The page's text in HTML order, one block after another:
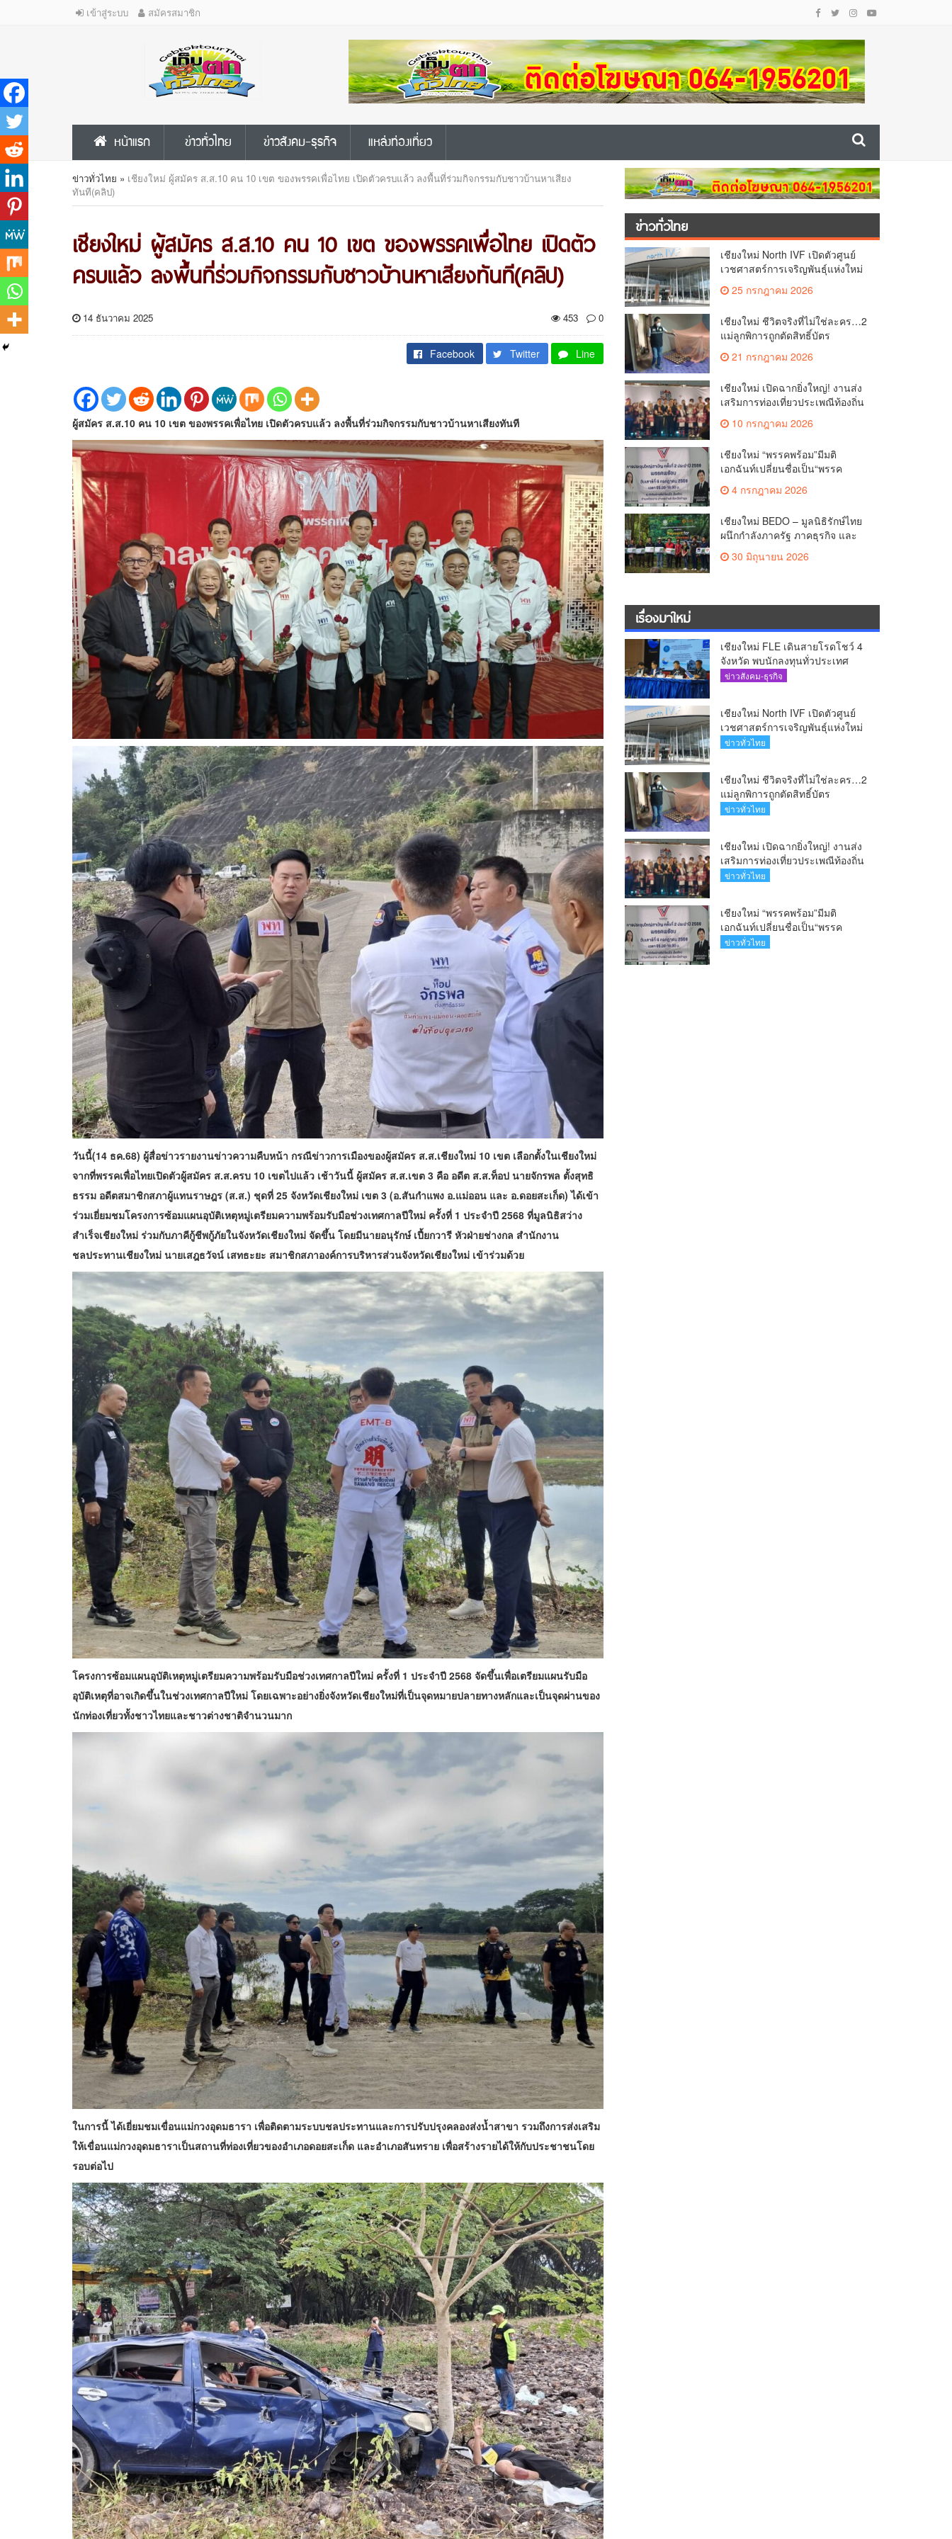
เข้าสู่ระบบ สมัครสมาชิก
หน้าแรก ข่าวทั่วไทย ข่าวสังคม-ธุรกิจ แหล่งท่องเที่ยว
ข่าวทั่วไทย » เชียงใหม่ ผู้สมัคร ส.ส.10 คน 10 เขต ของพรรคเพื่อไทย เปิดตัวครบแล้ว ลงพื้นที่ร่วมกิจกรรมกับชาวบ้านหาเสียง
ทันที(คลิป)
เชียงใหม่ ผู้สมัคร ส.ส.10 คน 10 เขต ของพรรคเพื่อไทย เปิดตัว
ครบแล้ว ลงพื้นที่ร่วมกิจกรรมกับชาวบ้านหาเสียงทันที(คลิป)
14 ธันวาคม 2025 453 0
Facebook Twitter Line
ผู้สมัคร ส.ส.10 คน 10 เขต ของพรรคเพื่อไทย เปิดตัวครบแล้ว ลงพื้นที่ร่วมกิจกรรมกับชาวบ้านหาเสียงทันที
วันนี้(14 ธค.68) ผู้สื่อข่าวรายงานข่าวความคืบหน้า กรณีข่าวการเมืองของผู้สมัคร ส.ส.เชียงใหม่ 10 เขต เลือกตั้งในเชียงใหม่
จากที่พรรคเพื่อไทยเปิดตัวผู้สมัคร ส.ส.ครบ 10 เขตไปแล้ว เช้าวันนี้ ผู้สมัคร ส.ส.เขต 3 คือ อดีต ส.ส.ท็อป นายจักรพล ตั้งสุทธิ
ธรรม อดีตสมาชิกสภาผู้แทนราษฎร (ส.ส.) ชุดที่ 25 จังหวัดเชียงใหม่ เขต 3 (อ.สันกำแพง อ.แม่ออน และ อ.ดอยสะเก็ด) ได้เข้า
ร่วมเยี่ยมชมโครงการซ้อมแผนอุบัติเหตุหมู่เตรียมความพร้อมรับมือช่วงเทศกาลปีใหม่ ครั้งที่ 1 ประจำปี 2568 ที่มูลนิธิสว่าง
สำเร็จเชียงใหม่ ร่วมกับภาคีกู้ชีพกู้ภัยในจังหวัดเชียงใหม่ จัดขึ้น โดยมีนายอนุรักษ์ เปี้ยกวารี หัวฝ่ายช่างกล สำนักงาน
ชลประทานเชียงใหม่ นายเสฎธวัจน์ เสทธะยะ สมาชิกสภาองค์การบริหารส่วนจังหวัดเชียงใหม่ เข้าร่วมด้วย
โครงการซ้อมแผนอุบัติเหตุหมู่เตรียมความพร้อมรับมือช่วงเทศกาลปีใหม่ ครั้งที่ 1 ประจำปี 2568 จัดขึ้นเพื่อเตรียมแผนรับมือ
อุบัติเหตุที่อาจเกิดขึ้นในช่วงเทศกาลปีใหม่ โดยเฉพาะอย่างยิ่งจังหวัดเชียงใหม่ที่เป็นจุดหมายปลายทางหลักและเป็นจุดผ่านของ
นักท่องเที่ยวทั้งชาวไทยและชาวต่างชาติจำนวนมาก
ในการนี้ ได้เยี่ยมชมเขื่อนแม่กวงอุดมธารา เพื่อติดตามระบบชลประทานและการปรับปรุงคลองส่งน้ำสาขา รวมถึงการส่งเสริม
ให้เขื่อนแม่กวงอุดมธาราเป็นสถานที่ท่องเที่ยวของอำเภอดอยสะเก็ด และอำเภอสันทราย เพื่อสร้างรายได้ให้กับประชาชนโดย
รอบต่อไป
ข่าวทั่วไทย
เชียงใหม่ North IVF เปิดตัวศูนย์
เวชศาสตร์การเจริญพันธุ์แห่งใหม่
ยกระดับเชียงใหม่สู่ ศูนย์กลางการ
รักษาผู้มีบุตรยากของภูมิภาค(คลิป)
25 กรกฎาคม 2026
เชียงใหม่ ชีวิตจริงที่ไม่ใช่ละคร…2
แม่ลูกพิการถูกตัดสิทธิ์บัตร
สวัสดิการฯ วอนรัฐทบทวนเกณฑ์
ช่วยคนจน(คลิป)
21 กรกฎาคม 2026
เชียงใหม่ เปิดฉากยิ่งใหญ่! งานส่ง
เสริมการท่องเที่ยวประเพณีท้องถิ่น
วิถีชาติพันธุ์ล้านนา(คลิป)
10 กรกฎาคม 2026
เชียงใหม่ “พรรคพร้อม”มีมติ
เอกฉันท์เปลี่ยนชื่อเป็น“พรรค
ศรัทธา”ดึง“มาร์ค พิตบูล”นำทัพ
กรรมการบริหารชุดใหม่(คลิป)
4 กรกฎาคม 2026
เชียงใหม่ BEDO – มูลนิธิรักษ์ไทย
ผนึกกำลังภาครัฐ ภาคธุรกิจ และ
ชุมชน เปิดเวที “Nature Positive”
เสริมพลังชุมชนผู้พิทักษ์ป่าต้นน้ำ
30 มิถุนายน 2026
เรื่องมาใหม่
เชียงใหม่ FLE เดินสายโรดโชว์ 4
จังหวัด พบนักลงทุนทั่วประเทศ
ตอกย้ำศักยภาพผู้นำธุรกิจระบบน้ำ
ข่าวสังคม-ธุรกิจ
เชียงใหม่ North IVF เปิดตัวศูนย์
เวชศาสตร์การเจริญพันธุ์แห่งใหม่
ยกระดับเชียงใหม่สู่ ศูนย์กลางการ
ข่าวทั่วไทย
เชียงใหม่ ชีวิตจริงที่ไม่ใช่ละคร…2
แม่ลูกพิการถูกตัดสิทธิ์บัตร
สวัสดิการฯ วอนรัฐทบทวนเกณฑ์
ข่าวทั่วไทย
เชียงใหม่ เปิดฉากยิ่งใหญ่! งานส่ง
เสริมการท่องเที่ยวประเพณีท้องถิ่น
วิถีชาติพันธุ์ล้านนา(คลิป)
ข่าวทั่วไทย
เชียงใหม่ “พรรคพร้อม”มีมติ
เอกฉันท์เปลี่ยนชื่อเป็น“พรรค
ศรัทธา”ดึง“มาร์ค พิตบูล”นำทัพ
ข่าวทั่วไทย